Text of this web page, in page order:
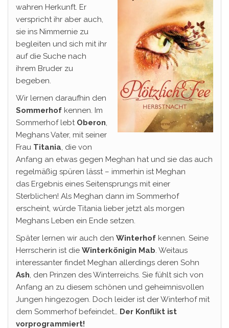
wahren Herkunft. Er
verspricht ihr aber auch,
sie ins Nimmernie zu
begleiten und sich mit ihr
auf die Suche nach
ihrem Bruder zu
begeben.
Wir lernen daraufhin den
Sommerhof kennen. Im
Sommerhof lebt Oberon,
Meghans Vater, mit seiner
Frau Titania, die von
Anfang an etwas gegen Meghan hat und sie das auch
regelmäßig spüren lässt – immerhin ist Meghan
das Ergebnis eines Seitensprungs mit einer
Sterblichen! Als Meghan dann im Sommerhof
erscheint, würde Titania lieber jetzt als morgen
Meghans Leben ein Ende setzen.
Später lernen wir auch den Winterhof kennen. Seine
Herrscherin ist die Winterkönigin Mab. Weitaus
interessanter findet Meghan allerdings deren Sohn
Ash, den Prinzen des Winterreichs. Sie fühlt sich von
Anfang an zu diesem schönen und geheimnisvollen
Jungen hingezogen. Doch leider ist der Winterhof mit
dem Sommerhof befeindet… Der Konflikt ist
vorprogrammiert!